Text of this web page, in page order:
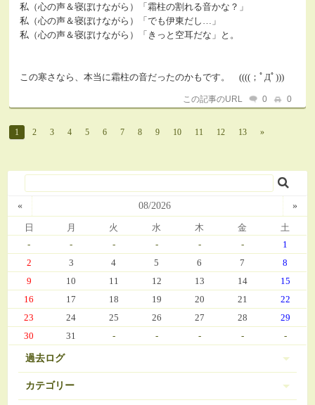
私（心の声＆寝ぼけながら）「霜柱の割れる音かな？」
私（心の声＆寝ぼけながら）「でも伊東だし…」
私（心の声＆寝ぼけながら）「きっと空耳だな」と。
この寒さなら、本当に霜柱の音だったのかもです。 ((((；ﾟДﾟ)))
この記事のURL 0 0
1 2 3 4 5 6 7 8 9 10 11 12 13 »
« 08/2026 »
日 月 火 水 木 金 土
- - - - - -
1
2
3 4 5 6 7
8
9
10 11 12 13 14
15
16
17 18 19 20 21
22
23
24 25 26 27 28
29
30
31 - - - - -
過去ログ
カテゴリー